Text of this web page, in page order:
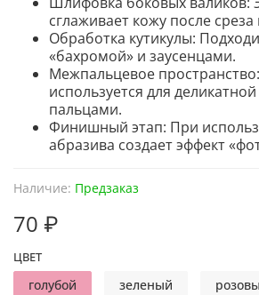
Наличие: Предзаказ
70 ₽
ЦВЕТ
голубой зеленый
сглаживает кожу после среза
Обработка кутикулы:
«бахромой» и заусенцами.
Межпальцевое пространство
используется для
пальцами.
Финишный этап: При
абразива создает эффект